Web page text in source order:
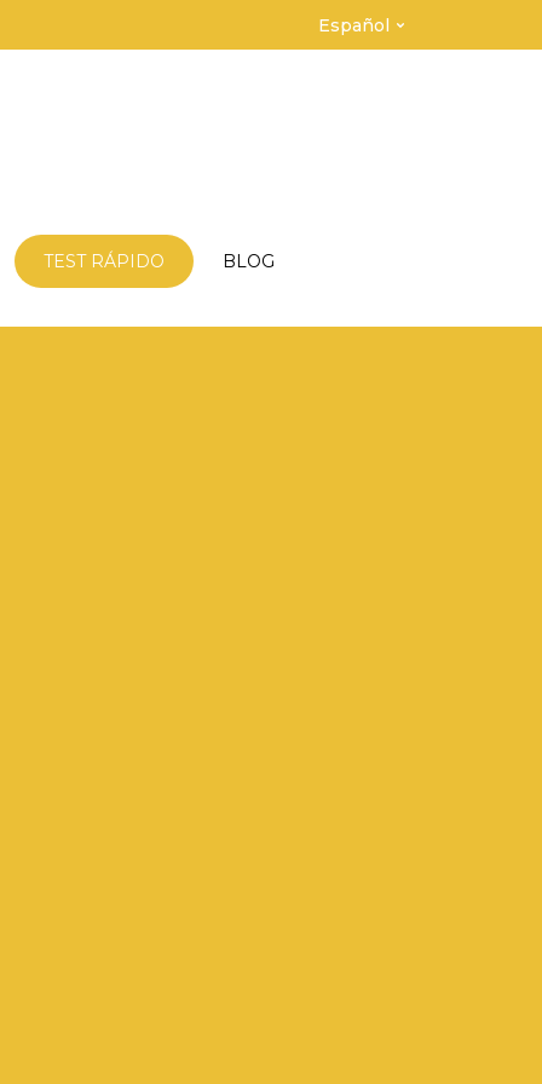
Español
TEST RÁPIDO BLOG